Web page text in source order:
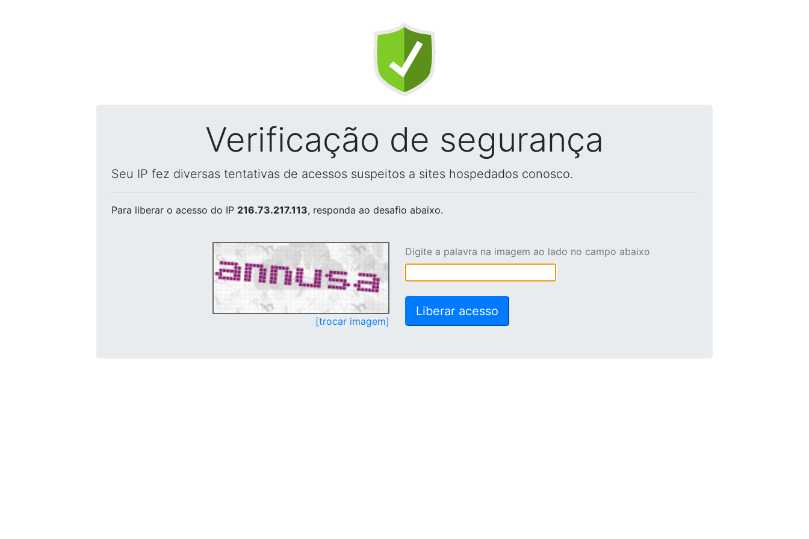
Verificação de segurança
Seu IP fez diversas tentativas de acessos suspeitos a sites hospedados conosco.
Para liberar o acesso do IP 216.73.217.113, responda ao desafio abaixo.
[trocar imagem]
Digite a palavra na imagem ao lado no campo abaixo